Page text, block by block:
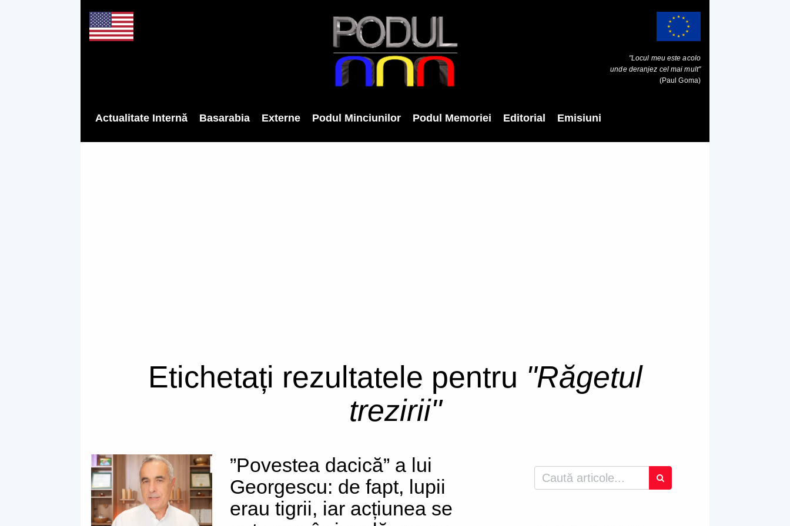
"Locul meu este acolo
unde deranjez cel mai mult"
(Paul Goma)
Actualitate Internă Basarabia Externe Podul Minciunilor Podul Memoriei Editorial Emisiuni
Etichetați rezultatele pentru "Răgetul
trezirii"
”Povestea dacică” a lui
Georgescu: de fapt, lupii
erau tigrii, iar acțiunea se